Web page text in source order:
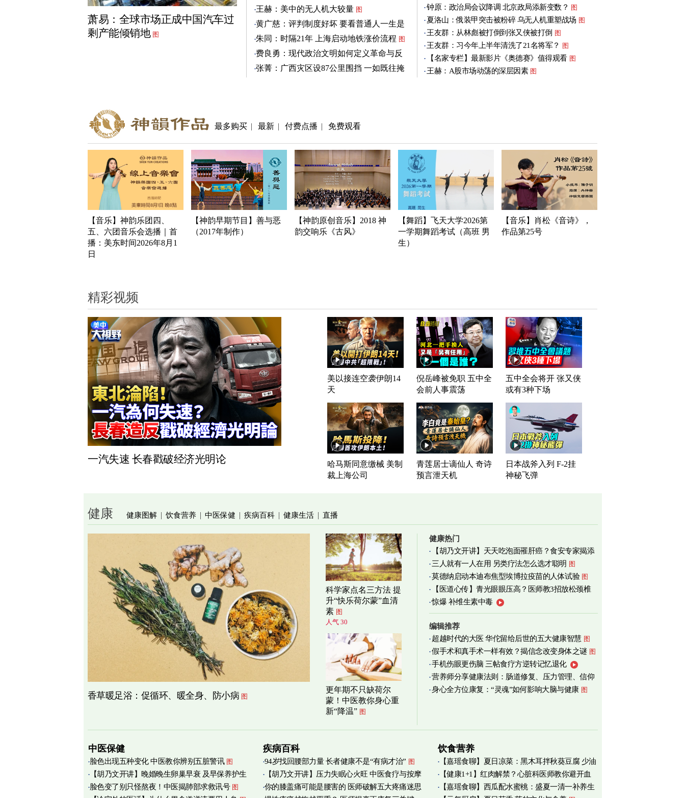
萧易：全球市场正成中国汽车过
剩产能倾销地 图
有刘志丹 图
王赫：美中的无人机大较量 图
黄广慈：评判制度好坏 要看普通人一生是
否安稳
图
朱同：时隔21年 上海启动地铁涨价流程 图
费良勇：现代政治文明如何定义革命与反
革命
图
张菁：广西灾区设87公里围挡 一如既往掩
钟原：政治局会议降调 北京政局添新变数？ 图
夏洛山：俄装甲突击被粉碎 乌无人机重塑战场 图
王友群：从林彪被打倒到张又侠被打倒 图
王友群：习今年上半年清洗了21名将军？ 图
【名家专栏】最新影片《奥德赛》值得观看 图
王赫：A股市场动荡的深层因素 图
最多购买 | 最新 | 付费点播 | 免费观看
【音乐】神韵乐团四、
五、六团音乐会选播｜首
播：美东时间2026年8月1
日
【神韵早期节目】善与恶
（2017年制作）
【神韵原创音乐】2018 神
韵交响乐《古风》
【舞蹈】飞天大学2026第
一学期舞蹈考试（高班 男
生）
【音乐】肖松《音诗》，
作品第25号
精彩视频
一汽失速 长春戳破经济光明论
美以接连空袭伊朗14
天
倪岳峰被免职 五中全
会前人事震荡
五中全会将开 张又侠
或有3种下场
哈马斯同意缴械 美制
裁上海公司
青莲居士谪仙人 奇诗
预言泄天机
日本战斧入列 F-2挂
神秘飞弹
健康 健康图解 | 饮食营养 | 中医保健 | 疾病百科 | 健康生活 | 直播
香草暖足浴：促循环、暖全身、防小病 图
科学家点名三方法 提
升“快乐荷尔蒙”血清
素 图
人气 30
更年期不只缺荷尔
蒙！中医教你身心重
新“降温” 图
健康热门
【胡乃文开讲】天天吃泡面罹肝癌？食安专家揭添
加物真相
三人就有一人在用 另类疗法怎么选才聪明 图
莫德纳启动本迪布焦型埃博拉疫苗的人体试验 图
【医道心传】青光眼眼压高？医师教3招放松颈椎
图
惊爆 补维生素中毒
编辑推荐
超越时代的大医 华佗留给后世的五大健康智慧 图
假手术和真手术一样有效？揭信念改变身体之谜 图
手机伤眼更伤脑 三帖食疗方逆转记忆退化
营养师分享健康法则：肠道修复、压力管理、信仰
实践 图
身心全方位康复：“灵魂”如何影响大脑与健康 图
中医保健
脸色出现五种变化 中医教你辨别五脏警讯 图
【胡乃文开讲】晚婚晚生卵巢早衰 及早保养护生
育
脸色变了别只怪熬夜！中医揭肺部求救讯号 图
疾病百科
94岁找回腰部力量 长者健康不是“有病才治” 图
【胡乃文开讲】压力失眠心火旺 中医食疗与按摩
自救
你的膝盖痛可能是腰害的 医师破解五大疼痛迷思
饮食营养
【嘉瑶食聊】夏日凉菜：黑木耳拌秋葵豆腐 少油
烟清爽养心
图
【健康1+1】红肉解禁？心脏科医师教你避开血
管伤害
【嘉瑶食聊】西瓜配水蜜桃：盛夏一清一补养生